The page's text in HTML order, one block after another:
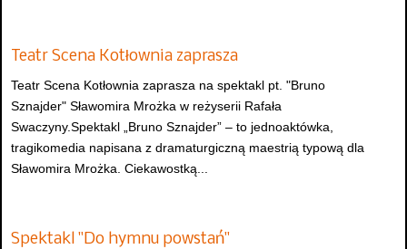
Teatr Scena Kotłownia zaprasza
Teatr Scena Kotłownia zaprasza na spektakl pt. "Bruno
Sznajder" Sławomira Mrożka w reżyserii Rafała
Swaczyny.Spektakl „Bruno Sznajder” – to jednoaktówka,
tragikomedia napisana z dramaturgiczną maestrią typową dla
Sławomira Mrożka. Ciekawostką...
Spektakl "Do hymnu powstań"